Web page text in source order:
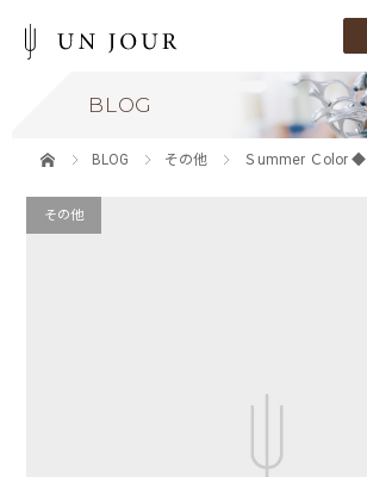
BLOG
BLOG その他 Ｓummer Ｃolor ◆
その他